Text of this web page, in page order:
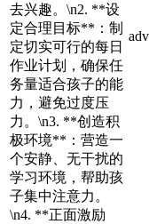
去兴趣。\n2. **设
定合理目标**：制
定切实可行的每日
作业计划，确保任
务量适合孩子的能
力，避免过度压
力。\n3. **创造积
极环境**：营造一
个安静、无干扰的
学习环境，帮助孩
子集中注意力。
\n4. **正面激励